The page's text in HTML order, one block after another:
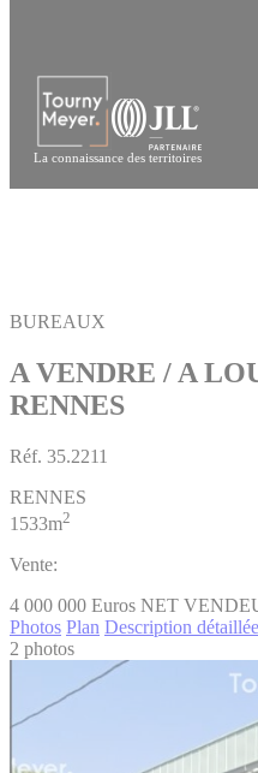
La connaissance des territoires
BUREAUX
A VENDRE / A
RENNES
Réf. 35.2211
RENNES
1533m2
Vente:
4 000 000 Euros NET
Photos Plan Description détaillée
2 photos